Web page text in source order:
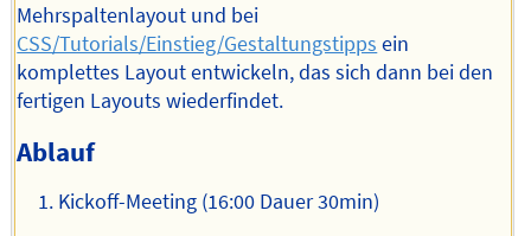
Mehrspaltenlayout und bei
CSS/Tutorials/Einstieg/Gestaltungstipps ein
komplettes Layout entwickeln, das sich dann bei den
fertigen Layouts wiederfindet.
Ablauf
Kickoff-Meeting (16:00 Dauer 30min)